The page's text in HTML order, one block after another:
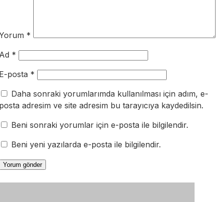
*
*
posta *
Daha sonraki yorumlarımda kullanılması için adım, e-
adresim ve site adresim bu tarayıcıya kaydedilsin.
Beni sonraki yorumlar için e-posta ile bilgilendir.
Beni yeni yazılarda e-posta ile bilgilendir.